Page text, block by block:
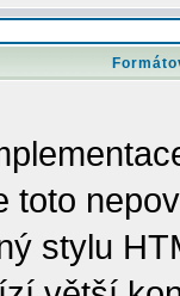
toto
stylu